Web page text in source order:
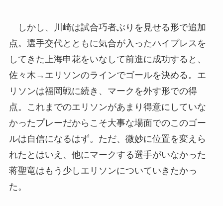
しかし、川崎は試合巧者ぶりを見せる形で追加
点。選手交代とともに気合が入ったハイプレスを
してきた上海申花をいなして前進に成功すると、
佐々木→エリソンのラインでゴールを決める。エ
リソンは福岡戦に続き、マークを外す形での得
点。これまでのエリソンがあまり得意にしていな
かったプレーだからこそ大事な場面でのこのゴー
ルは自信になるはず。ただ、微妙に位置を変えら
れたとはいえ、他にマークする選手がいなかった
蒋聖竜はもう少しエリソンについていきたかっ
た。